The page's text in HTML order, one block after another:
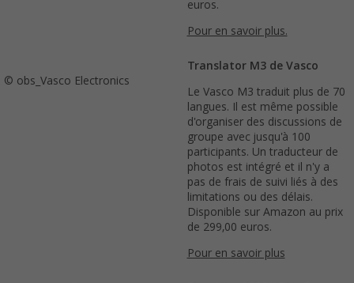
euros.
Pour en savoir plus.
© obs_Vasco Electronics
Translator M3 de Vasco
Le Vasco M3 traduit plus de 70
langues. Il est même possible
d'organiser des discussions de
groupe avec jusqu'à 100
participants. Un traducteur de
photos est intégré et il n'y a
pas de frais de suivi liés à des
limitations ou des délais.
Disponible sur Amazon au prix
de 299,00 euros.
Pour en savoir plus